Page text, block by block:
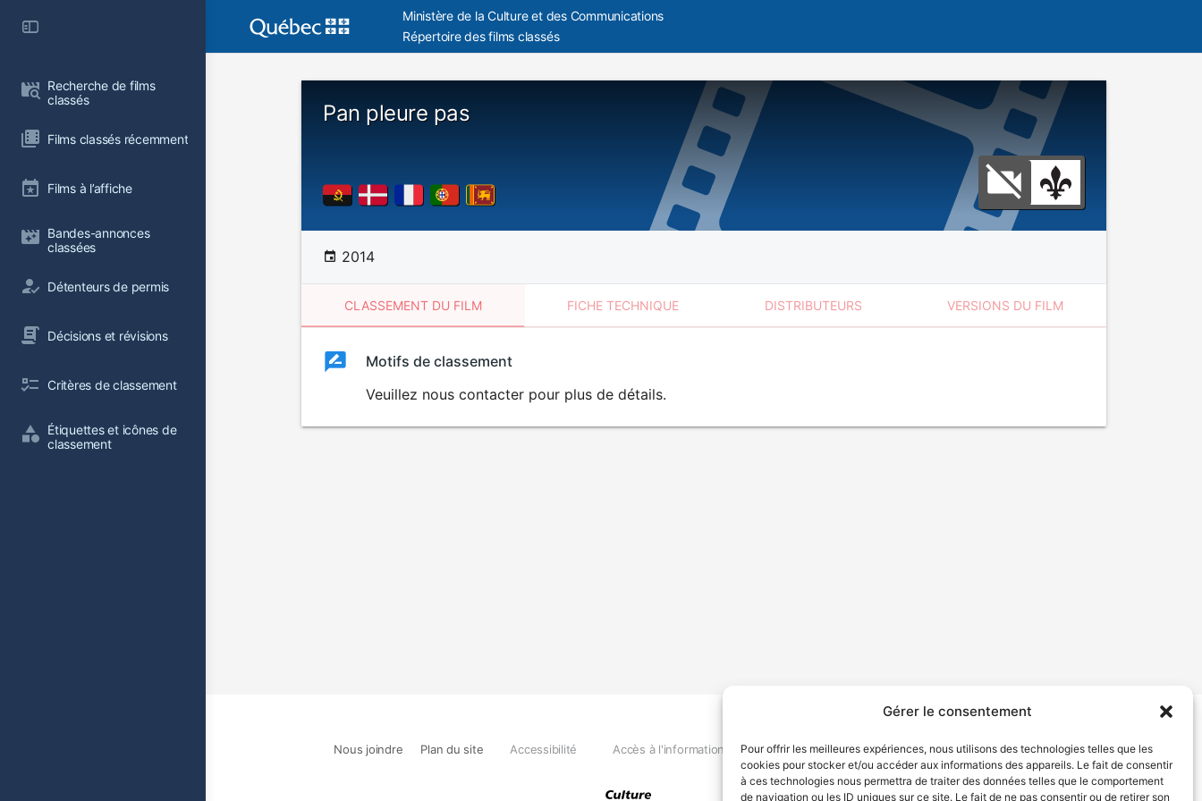
Gérer le consentement
Pour offrir les meilleures expériences, nous utilisons des technologies telles que les
cookies pour stocker et/ou accéder aux informations des appareils. Le fait de consentir
à ces technologies nous permettra de traiter des données telles que le comportement
de navigation ou les ID uniques sur ce site. Le fait de ne pas consentir ou de retirer son
Recherche de films
classés
Films classés récemment
Films à l’affiche
Bandes-annonces
classées
Détenteurs de permis
Décisions et révisions
Critères de classement
Étiquettes et icônes de
classement
Ministère de la Culture et des Communications
Répertoire des films classés
Pan pleure pas
2014
CLASSEMENT DU FILM FICHE TECHNIQUE DISTRIBUTEURS VERSIONS DU FILM
ClassementClassement
Motifs de classement
Veuillez nous contacter pour plus de détails.
Nous joindre Plan du site Accessibilité Accès à l'information Déclaration de services Politique de confidentialité